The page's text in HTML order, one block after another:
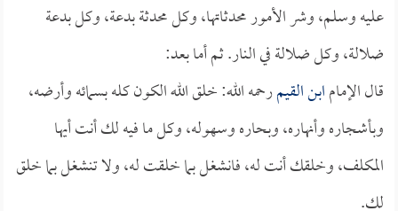
عليه وسلم، وشر الأمور محدثاتها، وكل محدثة بدعة، وكل بدعة
ضلالة، وكل ضلالة في النار. ثم أما بعد:
قال الإمامابن القيمرحمه الله: خلق الله الكون كله بسمائه وأرضه،
وبأشجاره وأنهاره، وبحاره وسهوله، وكل ما فيه لك أنت أيها
المكلف، وخلقك أنت له، فانشغل بما خلقت له، ولا تنشغل بما خلق